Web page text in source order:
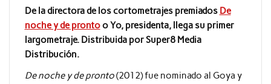
De la directora de los cortometrajes premiados De
noche y de prontoo Yo, presidenta, llega su primer
largometraje. Distribuida por Super8 Media
Distribución.
De noche y de pronto(2012) fue nominado al Goya y